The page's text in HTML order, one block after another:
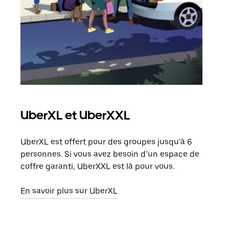
UberXL et UberXXL
UberXL est offert pour des groupes jusqu’à 6
personnes. Si vous avez besoin d’un espace de
coffre garanti, UberXXL est là pour vous.
En savoir plus sur UberXL